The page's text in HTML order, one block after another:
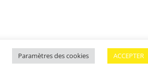
Paramètres des cookies ACCEPTER